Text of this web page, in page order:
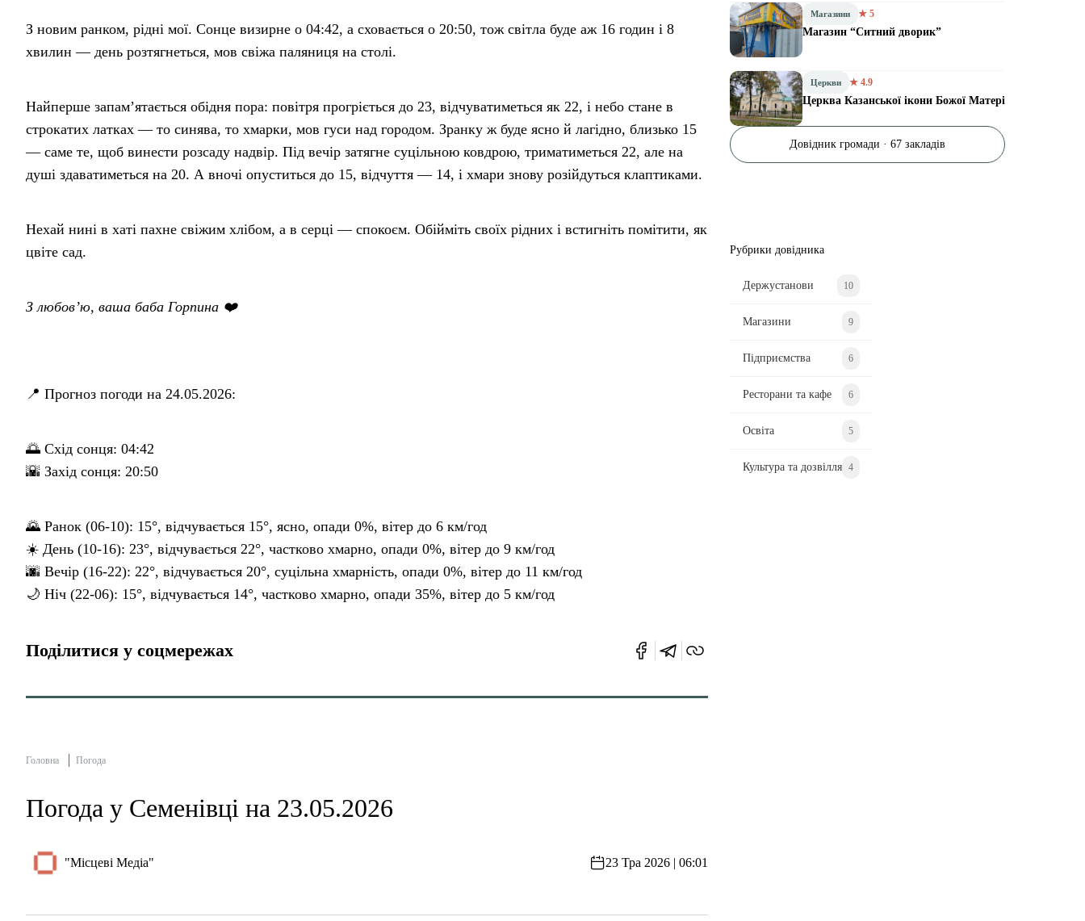
З новим ранком, рідні мої. Сонце визирне о 04:42, а сховається о 20:50, тож світла буде аж 16 годин і 8
хвилин — день розтягнеться, мов свіжа паляниця на столі.
Найперше запам’ятається обідня пора: повітря прогріється до 23, відчуватиметься як 22, і небо стане в
строкатих латках — то синява, то хмарки, мов гуси над городом. Зранку ж буде ясно й лагідно, близько 15
— саме те, щоб винести розсаду надвір. Під вечір затягне суцільною ковдрою, триматиметься 22, але на
душі здаватиметься на 20. А вночі опуститься до 15, відчуття — 14, і хмари знову розійдуться клаптиками.
Нехай нині в хаті пахне свіжим хлібом, а в серці — спокоєм. Обійміть своїх рідних і встигніть помітити, як
цвіте сад.
З любов’ю, ваша баба Горпина ❤️
📍 Прогноз погоди на 24.05.2026:
🌅 Схід сонця: 04:42
🌇 Захід сонця: 20:50
🌄 Ранок (06-10): 15°, відчувається 15°, ясно, опади 0%, вітер до 6 км/год
☀️ День (10-16): 23°, відчувається 22°, частково хмарно, опади 0%, вітер до 9 км/год
🌆 Вечір (16-22): 22°, відчувається 20°, суцільна хмарність, опади 0%, вітер до 11 км/год
🌙 Ніч (22-06): 15°, відчувається 14°, частково хмарно, опади 35%, вітер до 5 км/год
Поділитися у соцмережах
Головна Погода
Погода у Семенівці на 23.05.2026
"Місцеві Медіа" 23 Тра 2026 | 06:01
Магазини ★ 5
Магазин “Ситний дворик”
Церкви ★ 4.9
Церква Казанської ікони Божої Матері
Довідник громади · 67 закладів
Рубрики довідника
Держустанови 10
Магазини 9
Підприємства 6
Ресторани та кафе 6
Освіта 5
Культура та дозвілля 4